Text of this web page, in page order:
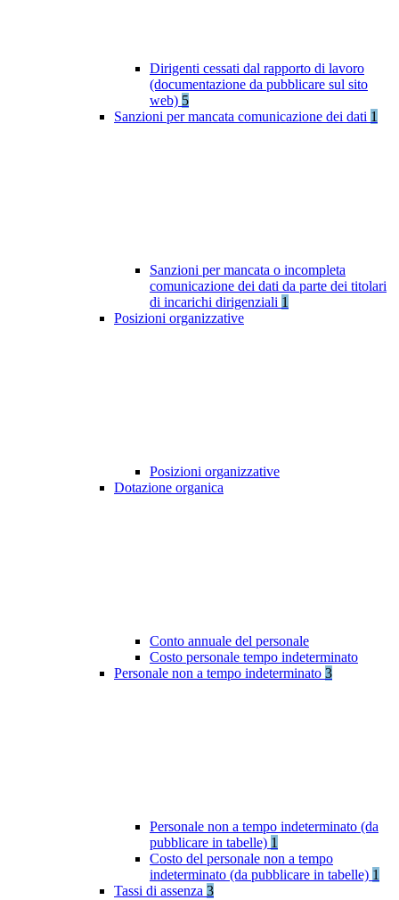
Dirigenti cessati dal rapporto di lavoro
(documentazione da pubblicare sul sito
web) 5
Sanzioni per mancata comunicazione dei dati 1
Sanzioni per mancata o incompleta
comunicazione dei dati da parte dei titolari
di incarichi dirigenziali 1
Posizioni organizzative
Posizioni organizzative
Dotazione organica
Conto annuale del personale
Costo personale tempo indeterminato
Personale non a tempo indeterminato 3
Personale non a tempo indeterminato (da
pubblicare in tabelle) 1
Costo del personale non a tempo
indeterminato (da pubblicare in tabelle) 1
Tassi di assenza 3